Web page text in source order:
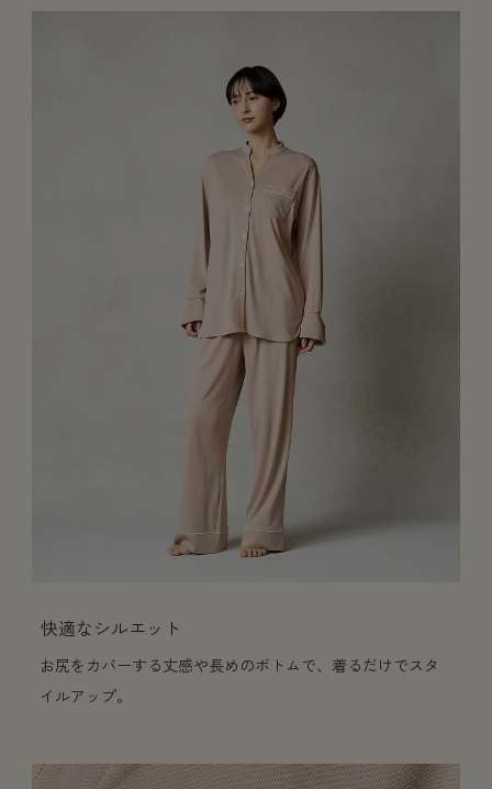
快適なシルエット
お尻をカバーする丈感や長めのボトムで、着るだけでスタ
イルアップ。